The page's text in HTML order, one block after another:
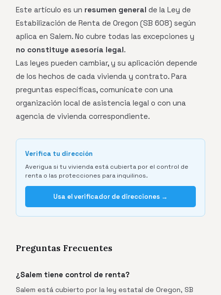
Este artículo es un resumen general de la Ley de
Estabilización de Renta de Oregon (SB 608) según
aplica en Salem. No cubre todas las excepciones y
no constituye asesoría legal.
Las leyes pueden cambiar, y su aplicación depende
de los hechos de cada vivienda y contrato. Para
preguntas específicas, comunícate con una
organización local de asistencia legal o con una
agencia de vivienda correspondiente.
Verifica tu dirección
Averigua si tu vivienda está cubierta por el control de
renta o las protecciones para inquilinos.
Usa el verificador de direcciones →
Preguntas Frecuentes
¿Salem tiene control de renta?
Salem está cubierto por la ley estatal de Oregon, SB